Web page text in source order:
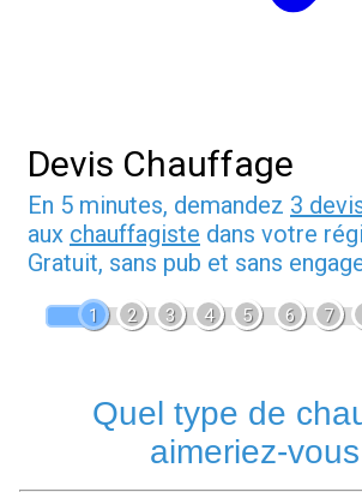
Devis Chauffage
En 5 minutes, demandez 3
aux chauffagiste dans votre
Gratuit, sans pub et sans
1 2 3 4 5 6 7
Quel type de
aimeriez-